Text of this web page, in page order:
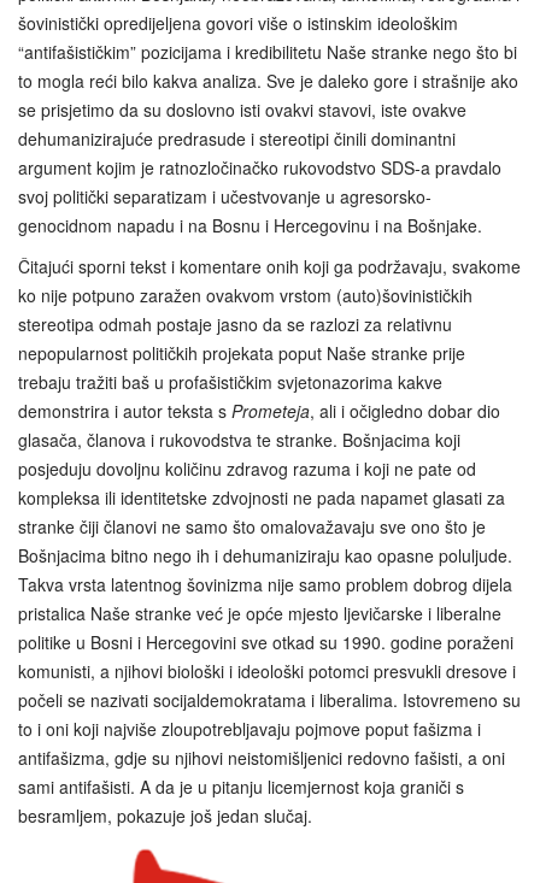
šovinistički opredijeljena govori više o istinskim ideološkim
“antifašističkim” pozicijama i kredibilitetu Naše stranke nego što bi
to mogla reći bilo kakva analiza. Sve je daleko gore i strašnije ako
se prisjetimo da su doslovno isti ovakvi stavovi, iste ovakve
dehumanizirajuće predrasude i stereotipi činili dominantni
argument kojim je ratnozločinačko rukovodstvo SDS-a pravdalo
svoj politički separatizam i učestvovanje u agresorsko-
genocidnom napadu i na Bosnu i Hercegovinu i na Bošnjake.
Čitajući sporni tekst i komentare onih koji ga podržavaju, svakome
ko nije potpuno zaražen ovakvom vrstom (auto)šovinističkih
stereotipa odmah postaje jasno da se razlozi za relativnu
nepopularnost političkih projekata poput Naše stranke prije
trebaju tražiti baš u profašističkim svjetonazorima kakve
demonstrira i autor teksta s Prometeja, ali i očigledno dobar dio
glasača, članova i rukovodstva te stranke. Bošnjacima koji
posjeduju dovoljnu količinu zdravog razuma i koji ne pate od
kompleksa ili identitetske zdvojnosti ne pada napamet glasati za
stranke čiji članovi ne samo što omalovažavaju sve ono što je
Bošnjacima bitno nego ih i dehumaniziraju kao opasne poluljude.
Takva vrsta latentnog šovinizma nije samo problem dobrog dijela
pristalica Naše stranke već je opće mjesto ljevičarske i liberalne
politike u Bosni i Hercegovini sve otkad su 1990. godine poraženi
komunisti, a njihovi biološki i ideološki potomci presvukli dresove i
počeli se nazivati socijaldemokratama i liberalima. Istovremeno su
to i oni koji najviše zloupotrebljavaju pojmove poput fašizma i
antifašizma, gdje su njihovi neistomišljenici redovno fašisti, a oni
sami antifašisti. A da je u pitanju licemjernost koja graniči s
besramljem, pokazuje još jedan slučaj.